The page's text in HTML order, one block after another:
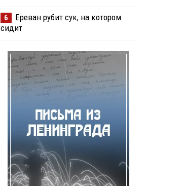
6
Ереван рубит сук, на котором
сидит